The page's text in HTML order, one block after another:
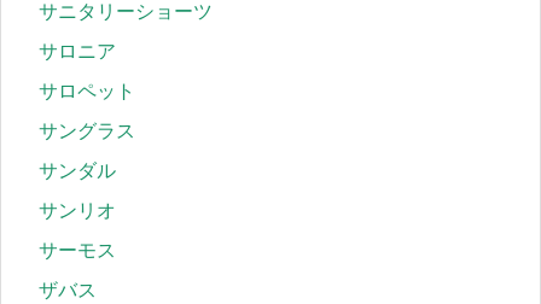
サニタリーショーツ
サロニア
サロペット
サングラス
サンダル
サンリオ
サーモス
ザバス